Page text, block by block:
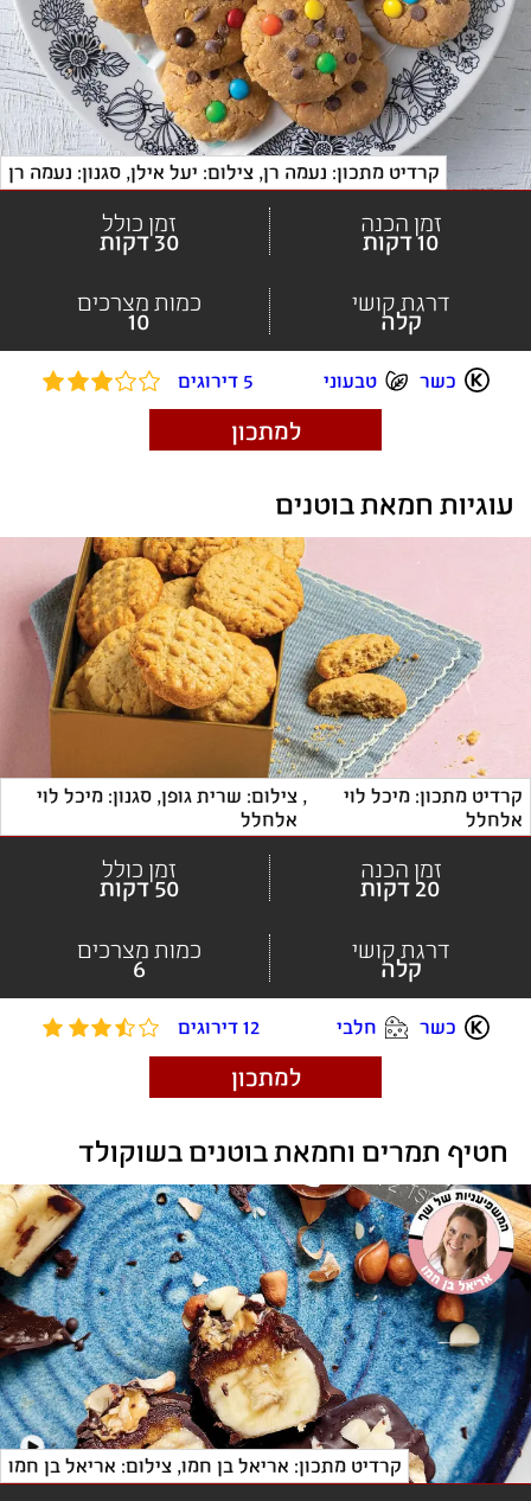
כשר טבעוני 5 דירוגים
קרדיט מתכון: נעמה רן, צילום: יעל אילן, סגנון: נעמה רן
זמן הכנה
10 דקות
זמן כולל
30 דקות
דרגת קושי
קלה
כמות מצרכים
10
למתכון
עוגיות חמאת בוטנים
כשר חלבי 12 דירוגים
קרדיט מתכון: מיכל לוי
אלחלל
,
אלחלל
זמן הכנה
20 דקות
זמן כולל
50 דקות
דרגת קושי
קלה
כמות מצרכים
6
למתכון
קרדיט מתכון: אריאל בן חמו, צילום: אריאל בן חמו